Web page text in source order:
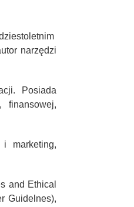
narzędzi
Posiada
i marketing,
and Ethical
Guidelnes),